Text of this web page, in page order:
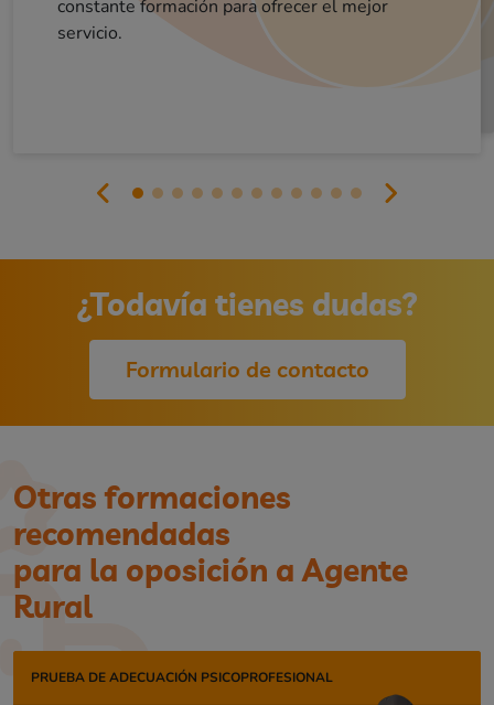
constante formación para ofrecer el mejor
servicio.
¿Todavía tienes dudas?
Formulario de contacto
Otras formaciones
recomendadas
para la oposición a Agente
Rural
PRUEBA DE ADECUACIÓN PSICOPROFESIONAL